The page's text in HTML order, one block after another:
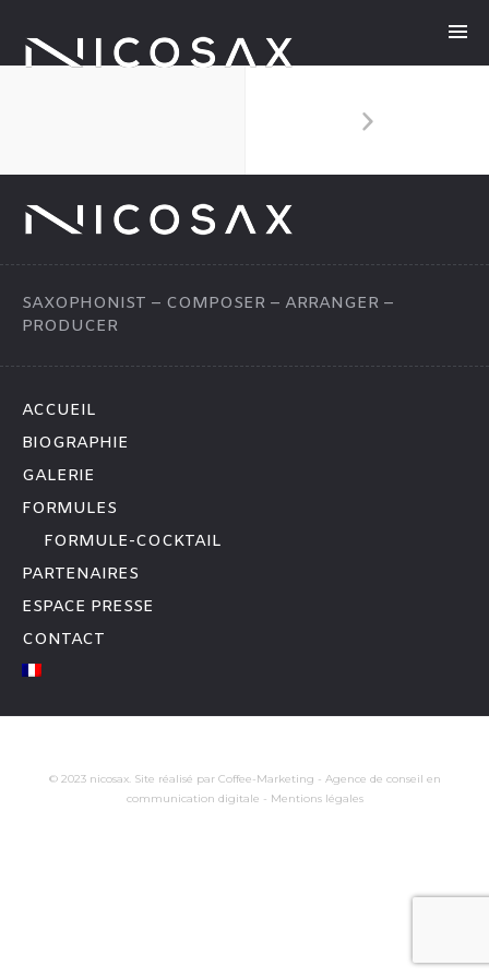
SAXOPHONIST – COMPOSER – ARRANGER –
PRODUCER
ACCUEIL
BIOGRAPHIE
GALERIE
FORMULES
FORMULE-COCKTAIL
PARTENAIRES
ESPACE PRESSE
CONTACT
© 2023 nicosax. Site réalisé par Coffee-Marketing - Agence de conseil en
communication digitale - Mentions légales